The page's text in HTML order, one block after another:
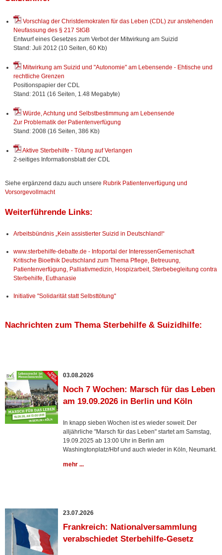
Vorschlag der Christdemokraten für das Leben (CDL) zur anstehenden
Neufassung des § 217 StGB
Entwurf eines Gesetzes zum Verbot der Mitwirkung am Suizid
Stand: Juli 2012 (10 Seiten, 60 Kb)
Mitwirkung am Suizid und "Autonomie" am Lebensende - Ehtische und
rechtliche Grenzen
Positionspapier der CDL
Stand: 2011 (16 Seiten, 1.48 Megabyte)
Würde, Achtung und Selbstbestimmung am Lebensende
Zur Problematik der Patientenverfügung
Stand: 2008 (16 Seiten, 386 Kb)
Aktive Sterbehilfe - Tötung auf Verlangen
2-seitiges Informationsblatt der CDL
Siehe ergänzend dazu auch unsere Rubrik Patientenverfügung und
Vorsorgevollmacht
Weiterführende Links:
Arbeitsbündnis „Kein assistierter Suizid in Deutschland!“
www.sterbehilfe-debatte.de - Infoportal der InteressenGemenischaft
Kritische Bioethik Deutschland zum Thema Pflege, Betreuung,
Patientenverfügung, Palliativmedizin, Hospizarbeit, Sterbebegleitung contra
Sterbehilfe, Euthanasie
Initiative "Solidarität statt Selbsttötung"
Nachrichten zum Thema Sterbehilfe & Suizidhilfe:
03.08.2026
Noch 7 Wochen: Marsch für das Leben
am 19.09.2026 in Berlin und Köln
In knapp sieben Wochen ist es wieder soweit: Der
alljährliche "Marsch für das Leben" startet am Samstag,
19.09.2025 ab 13:00 Uhr in Berlin am
Washingtonplatz/Hbf und auch wieder in Köln, Neumarkt.
mehr ...
23.07.2026
Frankreich: Nationalversammlung
verabschiedet Sterbehilfe-Gesetz